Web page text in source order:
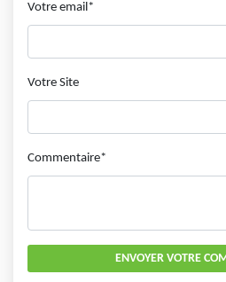
Votre email*
Votre Site
Commentaire*
ENVOYER VOTRE